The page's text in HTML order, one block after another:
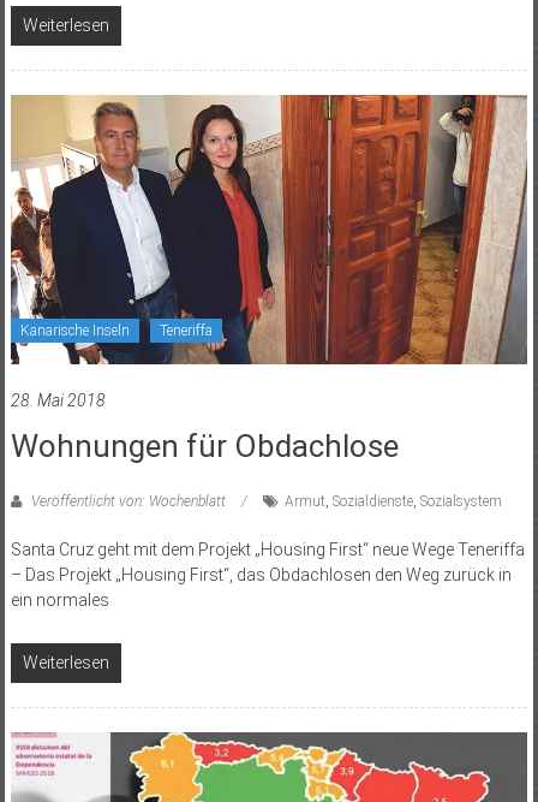
Weiterlesen
Kanarische Inseln Teneriffa
28. Mai 2018
Wohnungen für Obdachlose
Veröffentlicht von: Wochenblatt Armut Sozialdienste, Sozialsystem
Santa Cruz geht mit dem Projekt „Housing First“ neue Wege Teneriffa
– Das Projekt „Housing First“, das Obdachlosen den Weg zurück in
ein normales
Weiterlesen